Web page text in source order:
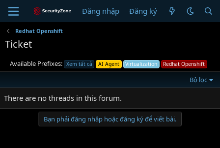
Đăng nhập Đăng ký
Redhat Openshift
Ticket
Available Prefixes: Xem tất cả AI Agent Virtualization Redhat Openshift
Bộ lọc
There are no threads in this forum.
Bạn phải đăng nhập hoặc đăng ký để viết bài.